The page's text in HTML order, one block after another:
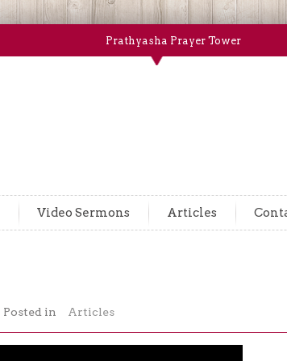
Prathyasha Prayer Tower
Video Sermons Articles
Posted in Articles